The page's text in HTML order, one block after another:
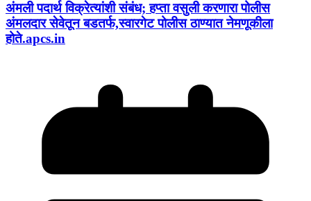
अंमली पदार्थ विक्रेत्यांशी संबंध; हप्ता वसुली करणारा पोलीस
अंमलदार सेवेतून बडतर्फ,स्वारगेट पोलीस ठाण्यात नेमणूकीला
होते.apcs.in